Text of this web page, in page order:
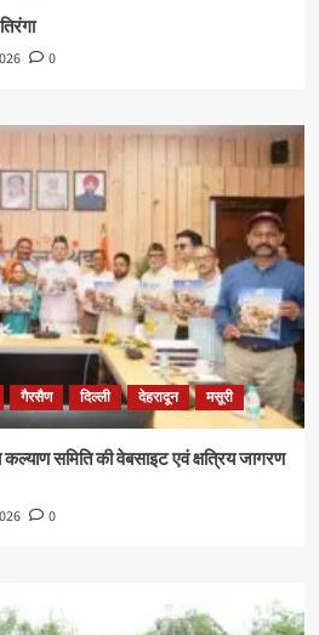
0
गैरसैण दिल्ली देहरादून मसूरी
समिति की वेबसाइट एवं क्षत्रिय जागरण
0